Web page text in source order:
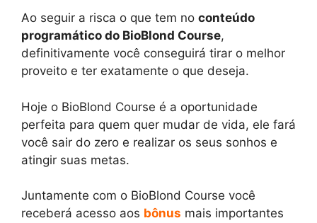
Ao seguir a risca o que tem no conteúdo
programático do BioBlond Course,
definitivamente você conseguirá tirar o melhor
proveito e ter exatamente o que deseja.
Hoje o BioBlond Course é a oportunidade
perfeita para quem quer mudar de vida, ele fará
você sair do zero e realizar os seus sonhos e
atingir suas metas.
Juntamente com o BioBlond Course você
receberá acesso aos bônus mais importantes